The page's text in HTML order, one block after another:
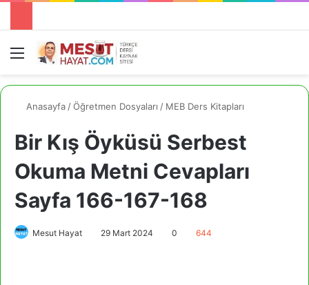
Menü
Anasayfa /Öğretmen Dosyaları / MEB Ders Kitapları
Bir Kış Öyküsü Serbest
Okuma Metni Cevapları
Sayfa 166-167-168
Mesut Hayat 29 Mart 2024 0 644